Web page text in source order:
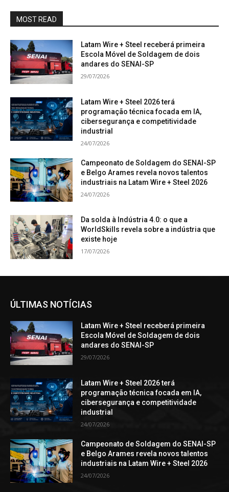
MOST READ
Latam Wire + Steel receberá primeira
Escola Móvel de Soldagem de dois
andares do SENAI-SP
29/07/2026
Latam Wire + Steel 2026 terá
programação técnica focada em IA,
cibersegurança e competitividade
industrial
24/07/2026
Campeonato de Soldagem do SENAI-SP
e Belgo Arames revela novos talentos
industriais na Latam Wire + Steel 2026
24/07/2026
Da solda à Indústria 4.0: o que a
WorldSkills revela sobre a indústria que
existe hoje
17/07/2026
ÚLTIMAS NOTÍCIAS
Latam Wire + Steel receberá primeira
Escola Móvel de Soldagem de dois
andares do SENAI-SP
29/07/2026
Latam Wire + Steel 2026 terá
programação técnica focada em IA,
cibersegurança e competitividade
industrial
24/07/2026
Campeonato de Soldagem do SENAI-SP
e Belgo Arames revela novos talentos
industriais na Latam Wire + Steel 2026
24/07/2026